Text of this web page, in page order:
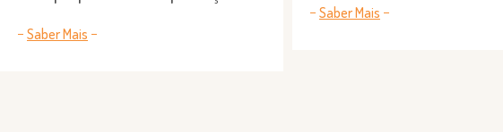
Saber Mais
Saber Mais